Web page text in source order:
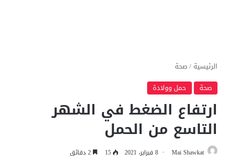
الرئيسية /صحة
صحة
حمل وولادة
ارتفاع الضغط في الشهر
التاسع من الحمل
Mai Shawkat 8 فبراير، 2021 15